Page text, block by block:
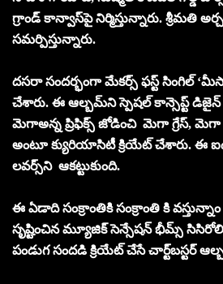
గ్రాండ్ కాన్వాస్‌పై నిర్మిస్తున్నారు. శ్రీమతి
సమర్పిస్తున్నారు.
దసరా సందర్భంగా మేకర్స్ ఫస్ట్ సింగిల్
చేశారు. ఈ ఆల్బమ్‌ని స్పెషల్ కాన్సెప్ట్ డిజైన్‌
మెగాఅన్న ప్రిఫిక్స్ జోడించి మెగా గ్రేస్,
అంటూ క్యురియాసిటీ క్రియేట్ చేశారు. ఈ
లవర్స్‌ని ఆకట్టుకుంది.
ఈ ఏడాది సంక్రాంతికి సంక్రాంతి కి
సృష్టించిన మ్యూజిక్ సెన్సేషన్ భీమ్స్
పండుగ సందడి క్రియేట్ చేసే చార్ట్‌బస్టర్